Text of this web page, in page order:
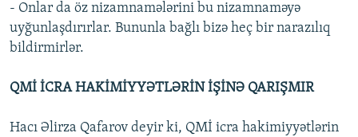
- Onlar da öz nizamnamələrini bu nizamnaməyə
uyğunlaşdırırlar. Bununla bağlı bizə heç bir narazılıq
bildirmirlər.
QMİ İCRA HAKİMİYYƏTLƏRİN İŞİNƏ QARIŞMIR
Hacı Əlirza Qafarov deyir ki, QMİ icra hakimiyyətlərin